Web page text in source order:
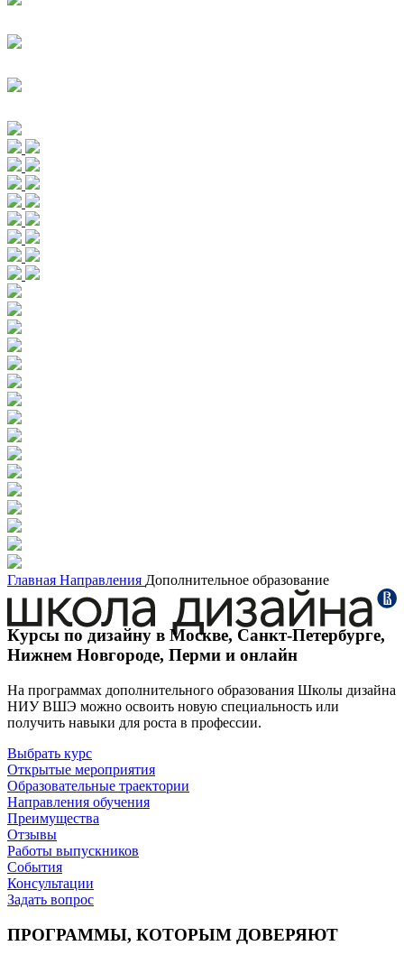
Главная Направления Дополнительное образование
Курсы по дизайну в Москве, Санкт-Петербурге,
Нижнем Новгороде, Перми и онлайн
На программах дополнительного образования Школы дизайна
НИУ ВШЭ можно освоить новую специальность или
получить навыки для роста в профессии.
Выбрать курс
Открытые мероприятия
Образовательные траектории
Направления обучения
Преимущества
Отзывы
Работы выпускников
События
Конcультации
Задать вопрос
ПРОГРАММЫ, КОТОРЫМ ДОВЕРЯЮТ